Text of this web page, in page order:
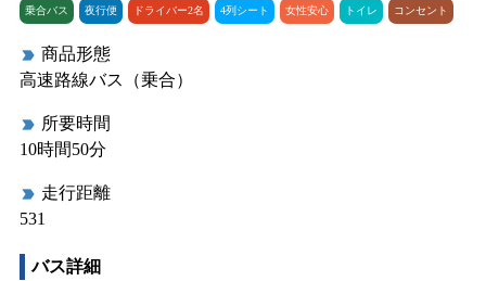
乗合バス 夜行便 ドライバー2名 4列シート 女性安心 トイレ コンセント
label_important 商品形態
高速路線バス（乗合）
label_important 所要時間
10時間50分
label_important 走行距離
531
バス詳細